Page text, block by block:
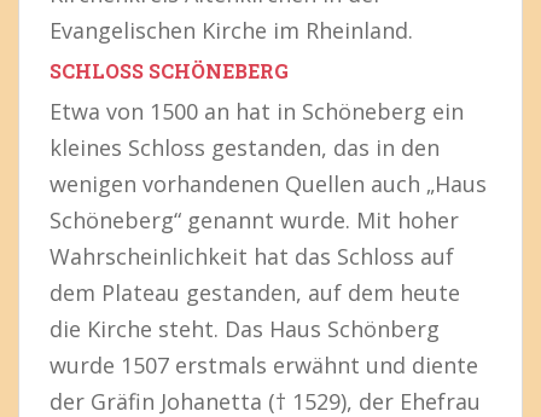
Evangelischen Kirche im Rheinland.
SCHLOSS SCHÖNEBERG
Etwa von 1500 an hat in Schöneberg ein
kleines Schloss gestanden, das in den
wenigen vorhandenen Quellen auch „Haus
Schöneberg“ genannt wurde. Mit hoher
Wahrscheinlichkeit hat das Schloss auf
dem Plateau gestanden, auf dem heute
die Kirche steht. Das Haus Schönberg
wurde 1507 erstmals erwähnt und diente
der Gräfin Johanetta († 1529), der Ehefrau